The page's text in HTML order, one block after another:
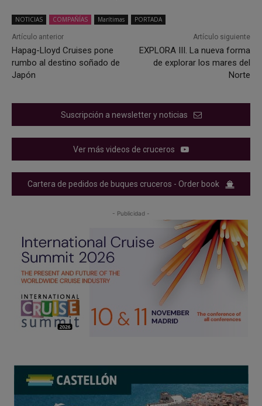
NOTICIAS COMPAÑÍAS Marítimas PORTADA
Artículo anterior
Hapag-Lloyd Cruises pone
rumbo al destino soñado de
Japón
Artículo siguiente
EXPLORA III. La nueva forma
de explorar los mares del
Norte
Suscripción a newsletter y noticias
Ver más videos de cruceros
Cartera de pedidos de buques cruceros - Order book
- Publicidad -